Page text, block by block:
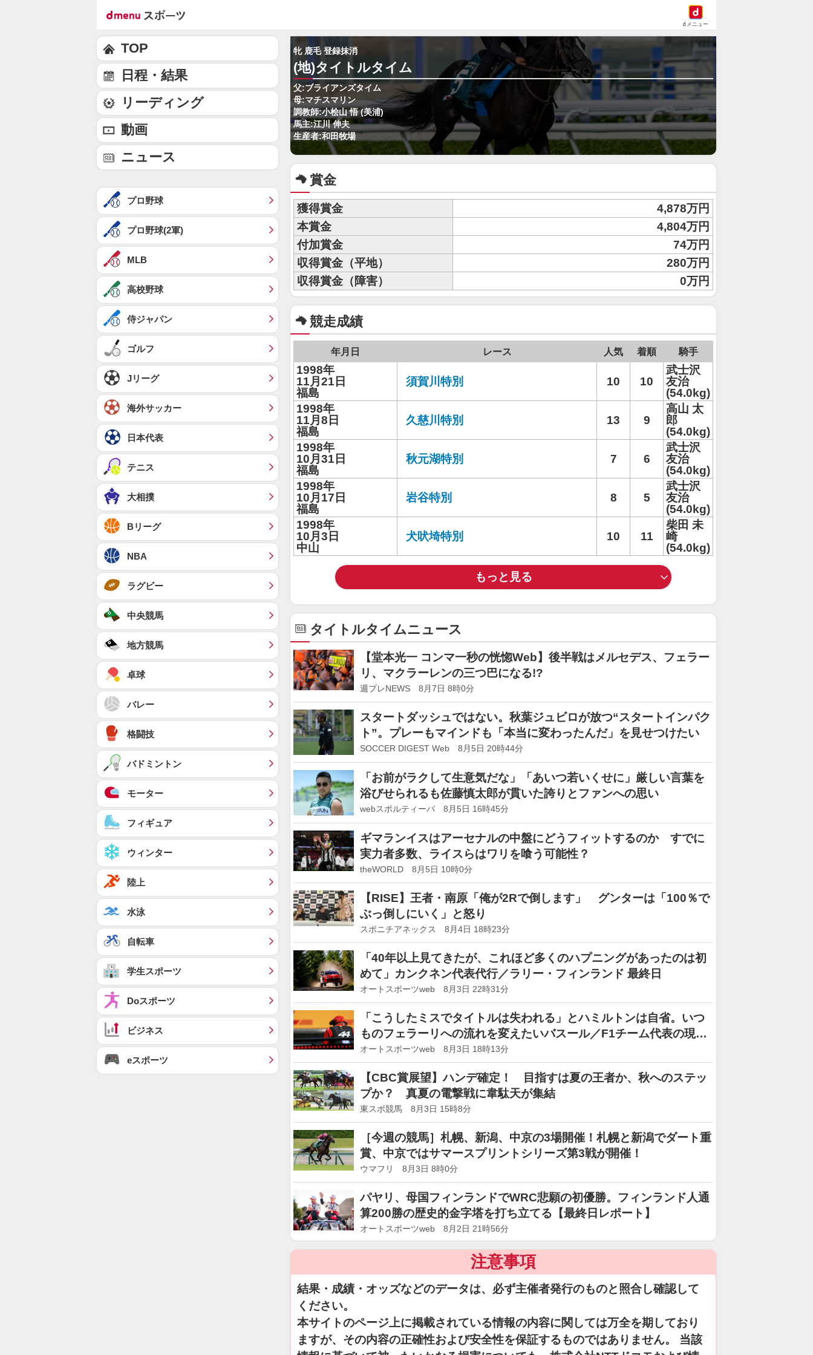
dメニュー
牝 鹿毛 登録抹消
(地)タイトルタイム
父:ブライアンズタイム
母:マチスマリン
調教師:小桧山 悟 (美浦)
馬主:江川 伸夫
生産者:和田牧場
賞金
獲得賞金
4,878万円
本賞金
4,804万円
付加賞金
74万円
収得賞金（平地）
280万円
収得賞金（障害）
0万円
競走成績
年月日 レース 人気 着順 騎手
1998年
11月21日
福島
須賀川特別 10 10
武士沢
友治
(54.0kg)
1998年
11月8日
福島
久慈川特別 13 9
高山 太
郎
(54.0kg)
1998年
10月31日
福島
秋元湖特別 7 6
武士沢
友治
(54.0kg)
1998年
10月17日
福島
岩谷特別 8 5
武士沢
友治
(54.0kg)
1998年
10月3日
中山
犬吠埼特別 10 11
柴田 未
崎
(54.0kg)
もっと見る
タイトルタイムニュース
【堂本光一 コンマ一秒の恍惚Web】後半戦はメルセデス、フェラー
リ、マクラーレンの三つ巴になる!?
週プレNEWS 8月7日 8時0分
スタートダッシュではない。秋葉ジュビロが放つ“スタートインパク
ト”。プレーもマインドも「本当に変わったんだ」を見せつけたい
SOCCER DIGEST Web 8月5日 20時44分
「お前がラクして生意気だな」「あいつ若いくせに」厳しい言葉を
浴びせられるも佐藤慎太郎が貫いた誇りとファンへの思い
webスポルティーバ 8月5日 16時45分
ギマランイスはアーセナルの中盤にどうフィットするのか すでに
実力者多数、ライスらはワリを喰う可能性？
theWORLD 8月5日 10時0分
【RISE】王者・南原「俺が2Rで倒します」 グンターは「100％で
ぶっ倒しにいく」と怒り
スポニチアネックス 8月4日 18時23分
「40年以上見てきたが、これほど多くのハプニングがあったのは初
めて」カンクネン代表代行／ラリー・フィンランド 最終日
オートスポーツweb 8月3日 22時31分
「こうしたミスでタイトルは失われる」とハミルトンは自省。いつ
ものフェラーリへの流れを変えたいバスール／F1チーム代表の現場
事情
オートスポーツweb 8月3日 18時13分
【CBC賞展望】ハンデ確定！ 目指すは夏の王者か、秋へのステッ
プか？ 真夏の電撃戦に韋駄天が集結
東スポ競馬 8月3日 15時8分
［今週の競馬］札幌、新潟、中京の3場開催！札幌と新潟でダート重
賞、中京ではサマースプリントシリーズ第3戦が開催！
ウマフリ 8月3日 8時0分
パヤリ、母国フィンランドでWRC悲願の初優勝。フィンランド人通
算200勝の歴史的金字塔を打ち立てる【最終日レポート】
オートスポーツweb 8月2日 21時56分
注意事項
結果・成績・オッズなどのデータは、必ず主催者発行のものと照合し確認して
ください。
本サイトのページ上に掲載されている情報の内容に関しては万全を期しており
ますが、その内容の正確性および安全性を保証するものではありません。 当該
TOP
日程・結果
リーディング
動画
ニュース
プロ野球
プロ野球(2軍)
MLB
高校野球
侍ジャパン
ゴルフ
Jリーグ
海外サッカー
日本代表
テニス
大相撲
Bリーグ
NBA
ラグビー
中央競馬
地方競馬
卓球
バレー
格闘技
バドミントン
モーター
フィギュア
ウィンター
陸上
水泳
自転車
学生スポーツ
Doスポーツ
ビジネス
eスポーツ